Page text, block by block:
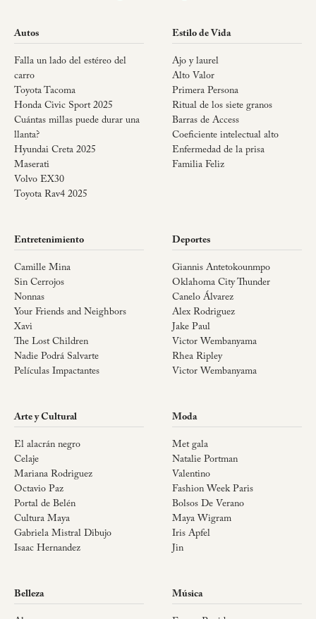
Autos
Falla un lado del estéreo del
carro
Toyota Tacoma
Honda Civic Sport 2025
Cuántas millas puede durar una
llanta?
Hyundai Creta 2025
Maserati
Volvo EX30
Toyota Rav4 2025
Estilo de Vida
Ajo y laurel
Alto Valor
Primera Persona
Ritual de los siete granos
Barras de Access
Coeficiente intelectual alto
Enfermedad de la prisa
Familia Feliz
Entretenimiento
Camille Mina
Sin Cerrojos
Nonnas
Your Friends and Neighbors
Xavi
The Lost Children
Nadie Podrá Salvarte
Películas Impactantes
Deportes
Giannis Antetokounmpo
Oklahoma City Thunder
Canelo Álvarez
Alex Rodriguez
Jake Paul
Victor Wembanyama
Rhea Ripley
Victor Wembanyama
Arte y Cultural
El alacrán negro
Celaje
Mariana Rodriguez
Octavio Paz
Portal de Belén
Cultura Maya
Gabriela Mistral Dibujo
Isaac Hernandez
Moda
Met gala
Natalie Portman
Valentino
Fashion Week Paris
Bolsos De Verano
Maya Wigram
Iris Apfel
Jin
Belleza Música